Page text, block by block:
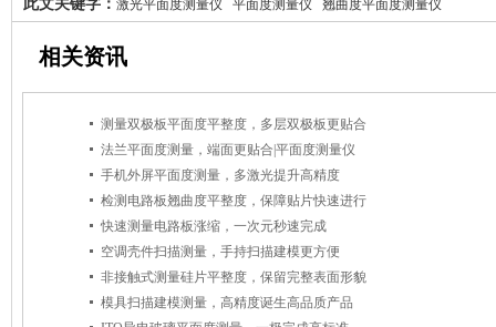
此文关键字： 激光平面度测量仪 平面度测量仪 翘曲度平面度测量仪
相关资讯
测量双极板平面度平整度，多层双极板更贴合
法兰平面度测量，端面更贴合|平面度测量仪
手机外屏平面度测量，多激光提升高精度
检测电路板翘曲度平整度，保障贴片快速进行
快速测量电路板涨缩，一次元秒速完成
空调壳件扫描测量，手持扫描建模更方便
非接触式测量硅片平整度，保留完整表面形貌
模具扫描建模测量，高精度诞生高品质产品